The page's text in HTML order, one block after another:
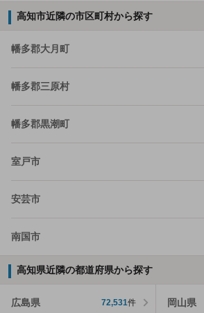
高知市近隣の市区町村から探す
幡多郡大月町
幡多郡三原村
幡多郡黒潮町
室戸市
安芸市
南国市
高知県近隣の都道府県から探す
広島県 72,531件 岡山県